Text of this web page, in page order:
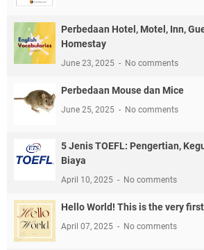
Perbedaan Hotel, Motel, Inn,
Homestay
June 23, 2025 No comments
Perbedaan Mouse dan Mice
June 25, 2025 No comments
5 Jenis TOEFL: Pengertian,
Biaya
April 10, 2025 No comments
Hello World! This is the very
April 07, 2025 No comments